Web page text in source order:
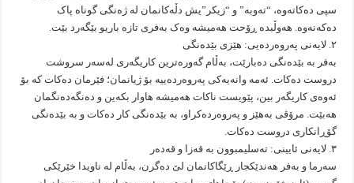
سپی دەکاتەوە، “تەوبە” و “زیکر”یش دڵەکانمان لە ژەنگی گوناه پاک
دەکەنەوە. هەوڵبدە ڕۆحت هەمیشە وەک بەفری تازە باریو بێگەرد بێت.
٢. لایەنی پەروەردەیی: هێزی بێدەنگی
بەفر بە بێدەنگی دەبارێت، بەڵام گەورەترین کاریگەری لەسەر سروشت
دروست دەکات. ئەمە وانەیەکی پەروەردەییە بۆ ژیانمان؛ فێرمان دەکات کە بۆ
ئەوەی کاریگەر بین، پێویست ناکات هەمیشە هاوار بکەین و دەنگەدەنگمان
هەبێت. مرۆڤی بەهێز و پەروەردەکراو، بە بێدەنگی کار دەکات و بە بێدەنگی
گۆڕانکاری دروست دەکات.
٣. لایەنی ئایینی: تەسلیمبوون بە قەزا و قەدەر
سەرما و بەفر هەندێکجار ڕێگاکانمان لێ دەگرن، بەڵام لە ناویدا خێرێکی